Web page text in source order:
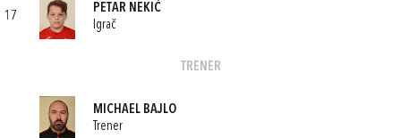
17
PETAR NEKIĆ
Igrač
TRENER
MICHAEL BAJLO
Trener